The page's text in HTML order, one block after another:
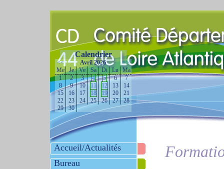
Calendrier
<< Avril 2026
>>
Me
Je Ve Sa Di Lu Ma
1
2 3 4 5 6
7
8
9 10 11 12 13
14
15
16 17 18 19 20
21
22
23 24 25 26 27
28
29
30
Accueil/Actualités
Bureau